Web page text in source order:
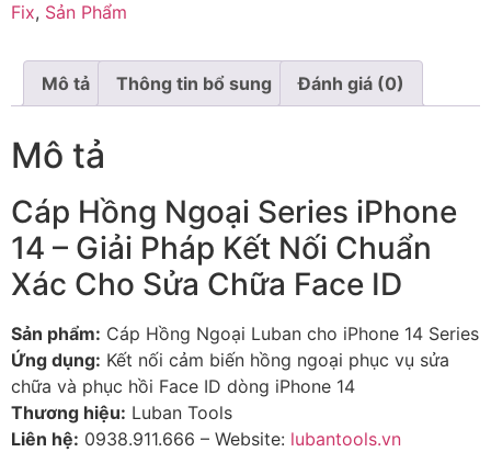
Fix, Sản Phẩm
Mô tả Thông tin bổ sung Đánh giá (0)
Mô tả
Cáp Hồng Ngoại Series iPhone
14 – Giải Pháp Kết Nối Chuẩn
Xác Cho Sửa Chữa Face ID
Sản phẩm: Cáp Hồng Ngoại Luban cho iPhone 14 Series
Ứng dụng: Kết nối cảm biến hồng ngoại phục vụ sửa
chữa và phục hồi Face ID dòng iPhone 14
Thương hiệu: Luban Tools
Liên hệ: 0938.911.666 – Website: lubantools.vn